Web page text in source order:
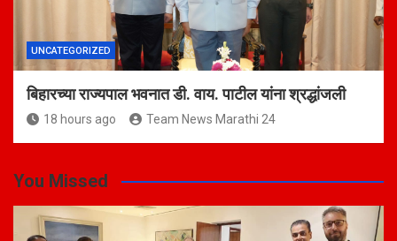
UNCATEGORIZED
बिहारच्या राज्यपाल भवनात डी. वाय. पाटील यांना श्रद्धांजली
18 hours ago Team News Marathi 24
You Missed